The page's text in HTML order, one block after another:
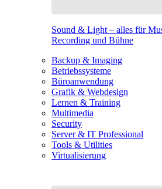
Sound & Light – alles für
Recording und Bühne
Backup & Imaging
Betriebssysteme
Büroanwendung
Grafik & Webdesign
Lernen & Training
Multimedia
Security
Server & IT Professional
Tools & Utilities
Virtualisierung